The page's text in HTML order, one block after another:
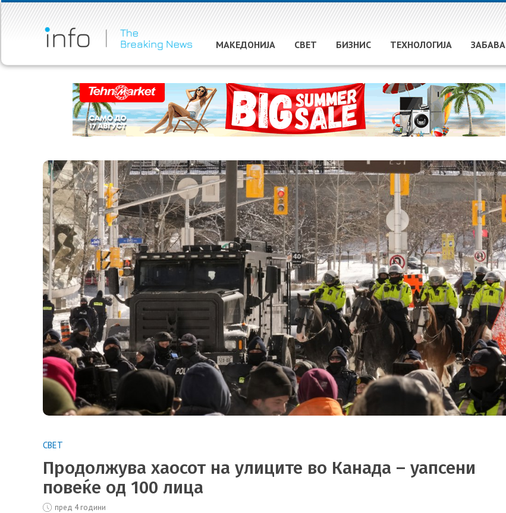
МАКЕДОНИЈА СВЕТ БИЗНИС ТЕХНОЛОГИЈА ЗАБАВА
СВЕТ
Продолжува хаосот на улиците во Канада – уапсени
повеќе од 100 лица
пред 4 години